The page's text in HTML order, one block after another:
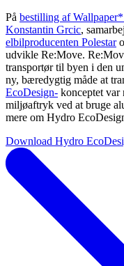
På bestilling af
Konstantin Grcic,
elbilproducenten Polestar
udvikle Re:Move.
transportør til byen i den
ny, bæredygtig måde at
EcoDesign- konceptet var
miljøaftryk ved at bruge
mere om Hydro
Download Hydro